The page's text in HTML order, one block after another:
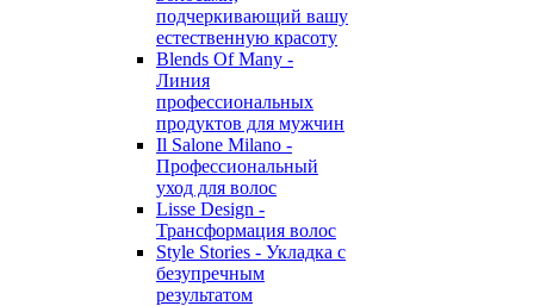
подчеркивающий вашу
естественную красоту
Blends Of Many -
Линия
профессиональных
продуктов для мужчин
Il Salone Milano -
Профессиональный
уход для волос
Lisse Design -
Трансформация волос
Style Stories - Укладка с
безупречным
результатом